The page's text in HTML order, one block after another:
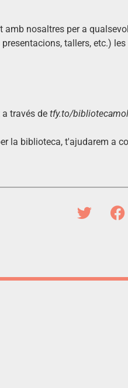
nosaltres per a
tallers, etc.) les
través de tfy.to/
la biblioteca, t'ajudarem a